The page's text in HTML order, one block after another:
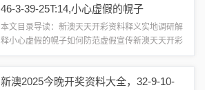
46-3-39-25T:14,小心虚假的幌子
本文目录导读：新澳天天开彩资料释义实地调研解
释小心虚假的幌子如何防范虚假宣传新澳天天开彩
信息的需求日益旺盛，在纷繁复杂的信息海...
新澳2025今晚开奖资料大全，32-9-10-